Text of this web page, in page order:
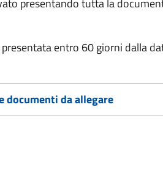
presentando tutta la
entro 60 giorni dalla
documenti da allegare